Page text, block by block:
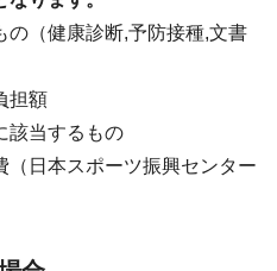
の（健康診断,予防接種,文書
担額
該当するもの
（日本スポーツ振興センター